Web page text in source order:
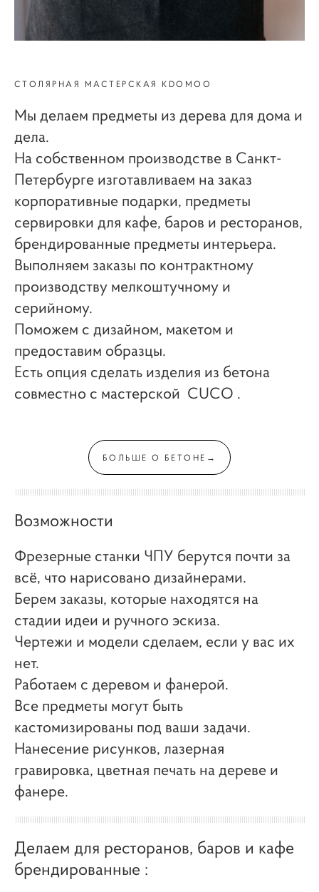
СТОЛЯРНАЯ МАСТЕРСКАЯ KDOMOO
Мы делаем предметы из дерева для дома и
дела.
На собственном производстве в Санкт-
Петербурге изготавливаем на заказ
корпоративные подарки, предметы
сервировки для кафе, баров и ресторанов,
брендированные предметы интерьера.
Выполняем заказы по контрактному
производству мелкоштучному и
серийному.
Поможем с дизайном, макетом и
предоставим образцы.
Есть опция сделать изделия из бетона
совместно с мастерской CUCO .
БОЛЬШЕ О БЕТОНЕ→
Возможности
Фрезерные станки ЧПУ берутся почти за
всё, что нарисовано дизайнерами.
Берем заказы, которые находятся на
стадии идеи и ручного эскиза.
Чертежи и модели сделаем, если у вас их
нет.
Работаем с деревом и фанерой.
Все предметы могут быть
кастомизированы под ваши задачи.
Нанесение рисунков, лазерная
гравировка, цветная печать на дереве и
фанере.
Делаем для ресторанов, баров и кафе
брендированные :